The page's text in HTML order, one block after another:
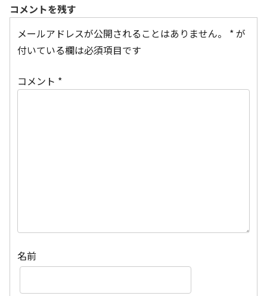
コメントを残す
メールアドレスが公開されることはありません。
*が
付いている欄は必須項目です
コメント *
名前